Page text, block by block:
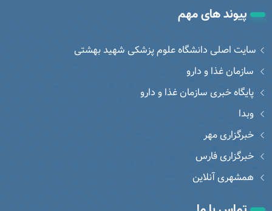
پیوند های مهم
سایت اصلی دانشگاه علوم پزشکی شهید بهشتی
سازمان غذا و دارو
پایگاه خبری سازمان غذا و دارو
وبدا
خبرگزاری مهر
خبرگزاری فارس
همشهری آنلاین